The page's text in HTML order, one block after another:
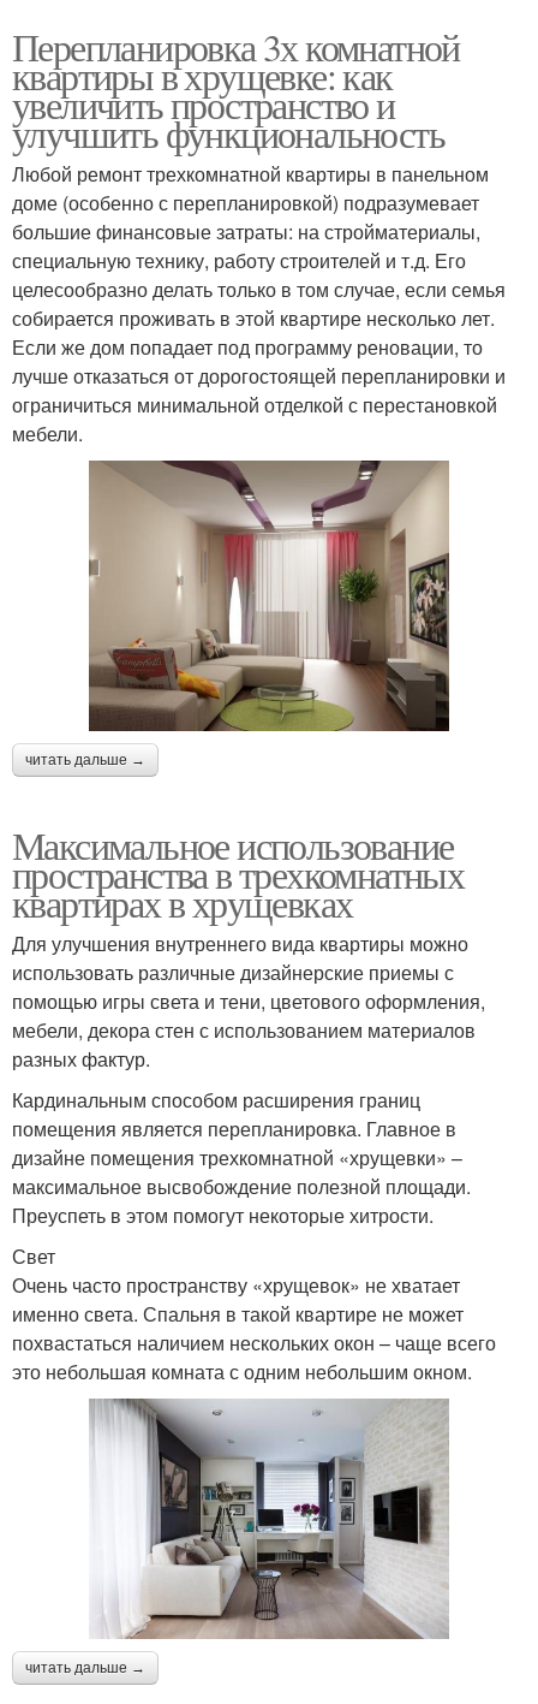
Перепланировка 3х комнатной
квартиры в хрущевке: как
увеличить пространство и
улучшить функциональность
Любой ремонт трехкомнатной квартиры в панельном
доме (особенно с перепланировкой) подразумевает
большие финансовые затраты: на стройматериалы,
специальную технику, работу строителей и т.д. Его
целесообразно делать только в том случае, если семья
собирается проживать в этой квартире несколько лет.
Если же дом попадает под программу реновации, то
лучше отказаться от дорогостоящей перепланировки и
ограничиться минимальной отделкой с перестановкой
мебели.
читать дальше →
Максимальное использование
пространства в трехкомнатных
квартирах в хрущевках
Для улучшения внутреннего вида квартиры можно
использовать различные дизайнерские приемы с
помощью игры света и тени, цветового оформления,
мебели, декора стен с использованием материалов
разных фактур.
Кардинальным способом расширения границ
помещения является перепланировка. Главное в
дизайне помещения трехкомнатной «хрущевки» –
максимальное высвобождение полезной площади.
Преуспеть в этом помогут некоторые хитрости.
Свет
Очень часто пространству «хрущевок» не хватает
именно света. Спальня в такой квартире не может
похвастаться наличием нескольких окон – чаще всего
это небольшая комната с одним небольшим окном.
читать дальше →